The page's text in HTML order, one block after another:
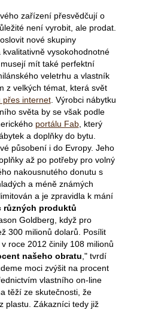
zařízení přesvědčují o
není vyrobit, ale prodat.
nové skupiny
vysokohodnotné
mít také perfektní
veletrhu a vlastník
z velkých témat, která svět
přes internet. Výrobci nábytku
světa by se však podle
portálu Fab, který
a doplňky do bytu.
působení i do Evropy. Jeho
až po potřeby pro volný
nakousnutého donutu s
a méně známých
a je zpravidla k mání
různých produktů
Goldberg, když pro
300 milionů dolarů. Posílit
roce 2012 činily 108 milionů
našeho obratu ," tvrdí
moci zvýšit na procent
vlastního on-line
těží ze skutečnosti, že
plastu. Zákazníci tedy již